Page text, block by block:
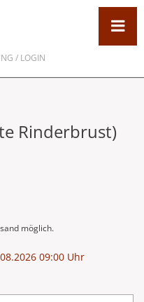
/ LOGIN
Rinderbrust)
möglich.
09:00 Uhr